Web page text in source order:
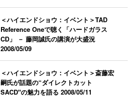
＜ハイエンドショウ：イベント＞TAD
Reference Oneで聴く「ハードガラス
CD」 － 藤岡誠氏の講演が大盛況
2008/05/09
＜ハイエンドショウ：イベント＞斎藤宏
嗣氏が話題の“ダイレクトカット
SACD"の魅力を語る2008/05/11